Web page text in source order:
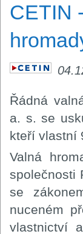
CETIN
Řádná
a. s. se
kteří vlastní
Valná
společnosti
se
nuceném
vlastnictví